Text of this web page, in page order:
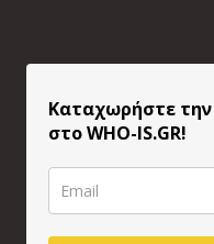
Καταχωρήστε
στο WHO-IS.GR!